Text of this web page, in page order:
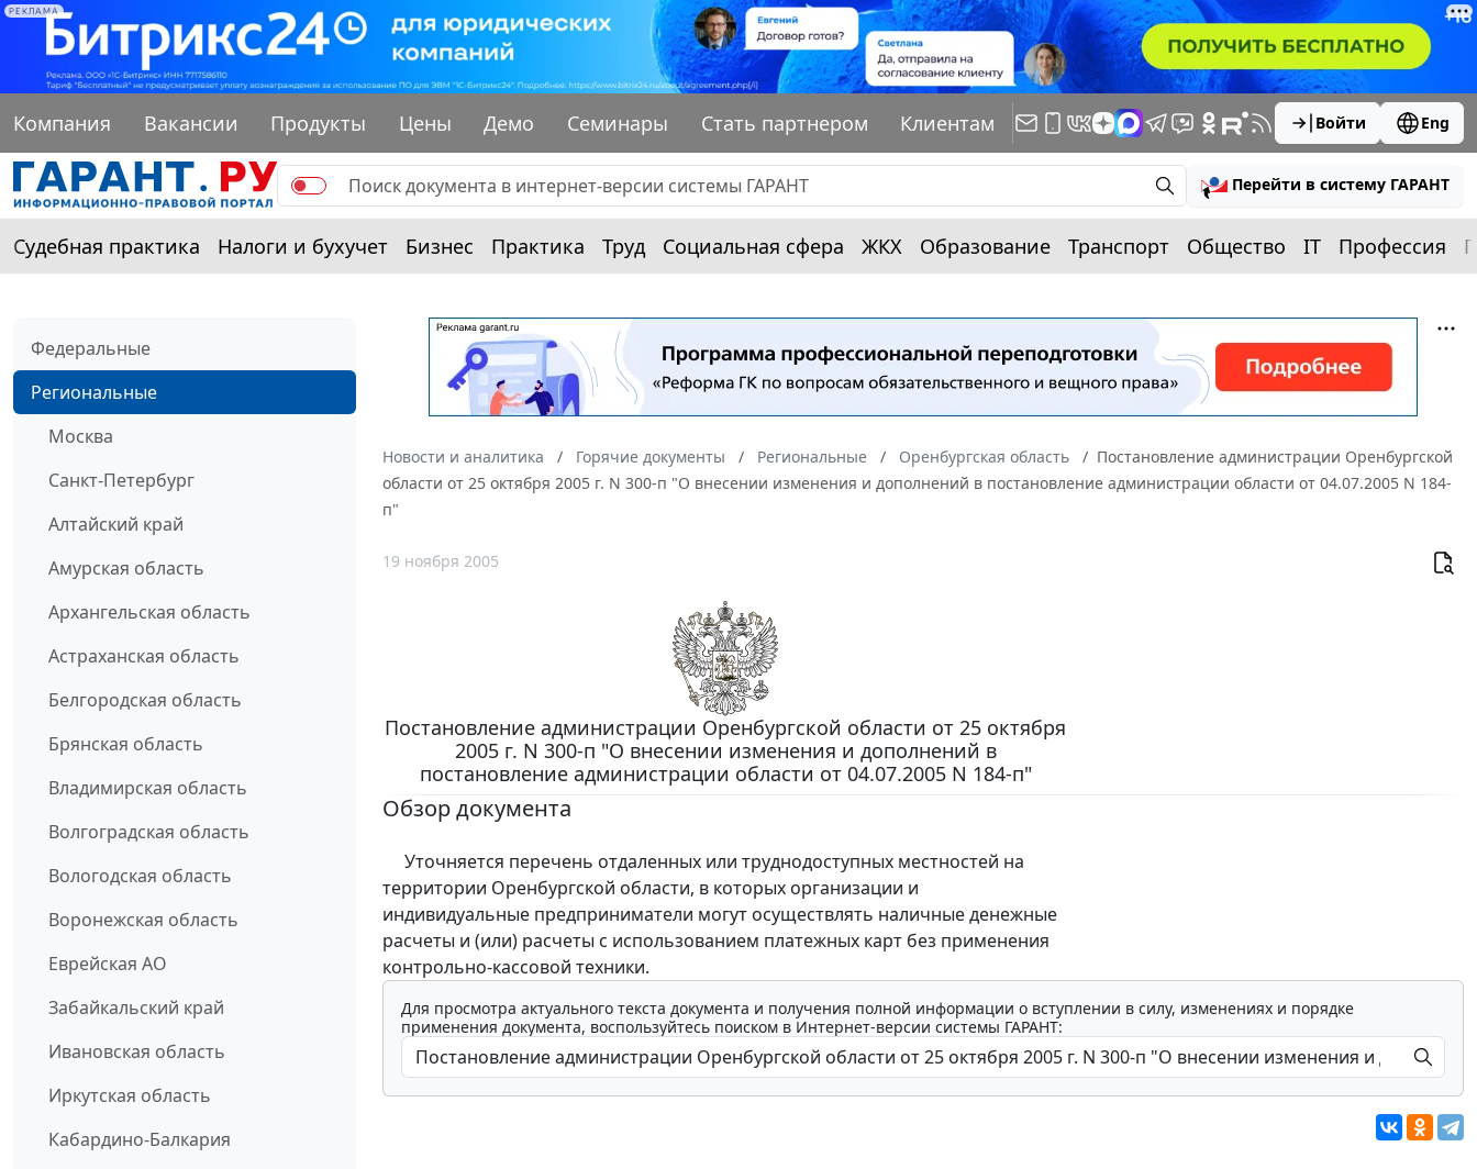
РЕКЛАМА
Компания Вакансии Продукты Цены Демо Семинары Стать партнером Клиентам Войти Eng
Перейти в систему ГАРАНТ
Судебная практика Налоги и бухучет Бизнес Практика Труд Социальная сфера ЖКХ Образование Транспорт Общество IT Профессия
Федеральные
Региональные
Москва
Санкт-Петербург
Алтайский край
Амурская область
Архангельская область
Астраханская область
Белгородская область
Брянская область
Владимирская область
Волгоградская область
Вологодская область
Воронежская область
Еврейская АО
Забайкальский край
Ивановская область
Иркутская область
Кабардино-Балкария
Новости и аналитика Горячие документы Региональные Оренбургская область
Постановление администрации Оренбургской
области от 25 октября 2005 г. N 300-п "О внесении изменения и дополнений в постановление администрации области от 04.07.2005 N 184-
п"
19 ноября 2005
Постановление администрации Оренбургской области от 25 октября
2005 г. N 300-п "О внесении изменения и дополнений в
постановление администрации области от 04.07.2005 N 184-п"
Обзор документа
Уточняется перечень отдаленных или труднодоступных местностей на
территории Оренбургской области, в которых организации и
индивидуальные предприниматели могут осуществлять наличные денежные
расчеты и (или) расчеты с использованием платежных карт без применения
контрольно-кассовой техники.
Для просмотра актуального текста документа и получения полной информации о вступлении в силу, изменениях и порядке
применения документа, воспользуйтесь поиском в Интернет-версии системы ГАРАНТ: